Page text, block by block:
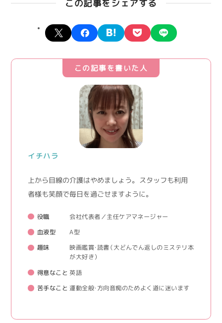
この記事をシェアする
X facebookhatena pocket
この記事を書いた人
イチハラ
上から目線の介護はやめましょう。 スタッフも利用
者様も笑顔で毎日を過ごせますように。
役職 会社代表者／主任ケアマネージャー
血液型 A型
趣味
映画鑑賞・読書（大どんでん返しのミステリ本
が大好き）
得意なこと 英語
苦手なこと 運動全般・方向音痴のためよく道に迷います